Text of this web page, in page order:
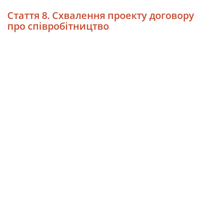
Стаття 8. Схвалення проекту договору
про співробітництво